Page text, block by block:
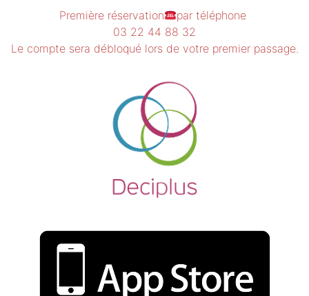
Première réservation
par téléphone
03 22 44 88 32
Le compte sera débloqué lors de votre premier passage.